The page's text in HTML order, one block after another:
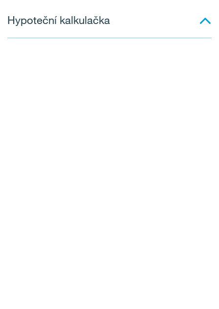
Hypoteční kalkulačka